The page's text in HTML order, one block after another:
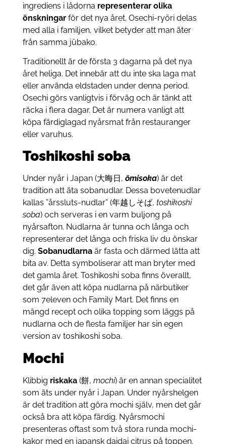
ingrediens i lådorna representerar olika
önskningarför det nya året. Osechi-ryōri delas
med alla i familjen, vilket betyder att man äter
från samma jūbako.
Traditionellt är de första 3 dagarna på det nya
året heliga. Det innebär att du inte ska laga mat
eller använda eldstaden under denna period.
Osechi görs vanligtvis i förväg och är tänkt att
räcka i flera dagar. Det är numera vanligt att
köpa färdiglagad nyårsmat från restauranger
eller varuhus.
Toshikoshi soba
Under nyår i Japan (大晦日, ōmisoka) är det
tradition att äta sobanudlar. Dessa bovetenudlar
kallas ”årssluts-nudlar” (年越しそば, toshikoshi
soba) och serveras i en varm buljong på
nyårsafton. Nudlarna är tunna och långa och
representerar det långa och friska liv du önskar
dig. Sobanudlarnaär fasta och därmed lätta att
bita av. Detta symboliserar att man bryter med
det gamla året. Toshikoshi soba finns överallt,
det går även att köpa nudlarna på närbutiker
som 7eleven och Family Mart. Det finns en
mängd recept och olika topping som läggs på
nudlarna och de flesta familjer har sin egen
version av toshikoshi soba.
Mochi
Klibbig riskaka(餅, mochi) är en annan specialitet
som äts under nyår i Japan. Under nyårshelgen
är det tradition att göra mochi själv, men det går
också bra att köpa färdig. Nyårsmochi
presenteras oftast som två stora runda mochi-
kakor med en japansk daidai citrus på toppen.